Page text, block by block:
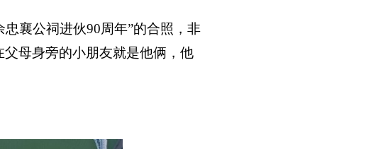
忠襄公祠进伙90周年”的合照，非
母身旁的小朋友就是他俩，他